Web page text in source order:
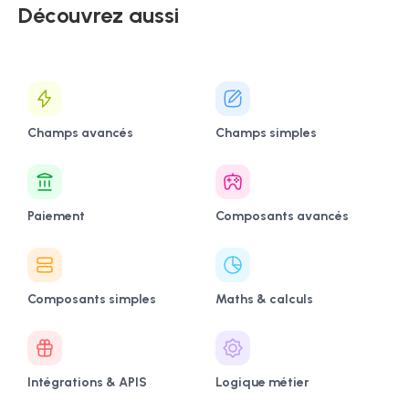
Découvrez aussi
Champs avancés Champs simples
Paiement Composants avancés
Composants simples Maths & calculs
Intégrations & APIS Logique métier